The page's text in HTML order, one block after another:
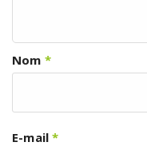
Nom *
E-mail*